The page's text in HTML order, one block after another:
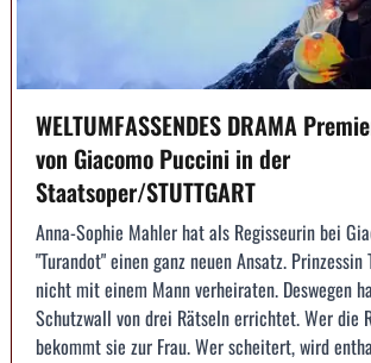
WELTUMFASSENDES DRAMA
von Giacomo Puccini in der
Staatsoper/STUTTGART
Anna-Sophie Mahler hat als Regisseurin bei
"Turandot" einen ganz neuen Ansatz.
nicht mit einem Mann verheiraten. Deswegen
Schutzwall von drei Rätseln errichtet. Wer die
bekommt sie zur Frau. Wer scheitert, wird